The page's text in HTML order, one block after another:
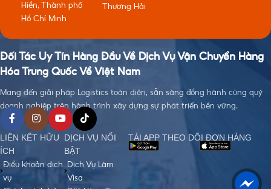
Hiền, Thành phố
Hồ Chí Minh
Thượng Hải
Đối Tác Uy Tín Hàng Đầu Về Dịch Vụ Vận Chuyển Hàng
Hóa Trung Quốc Về Việt Nam
Mang đến giải pháp Logistics toàn diện, sẵn sàng đồng hành cùng quý
doanh nghiệp trên hành trình xây dựng sự phát triển bền vững.
LIÊN KẾT HỮU
ÍCH
Điều khoản dịch
vụ
DỊCH VỤ NỔI
BẬT
Dịch Vụ Làm
Visa
TẢI APP THEO DÕI ĐƠN HÀNG